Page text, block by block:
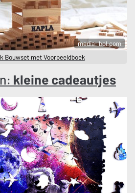
media: bol.com
Bouwset met Voorbeeldboek
kleine cadeautjes